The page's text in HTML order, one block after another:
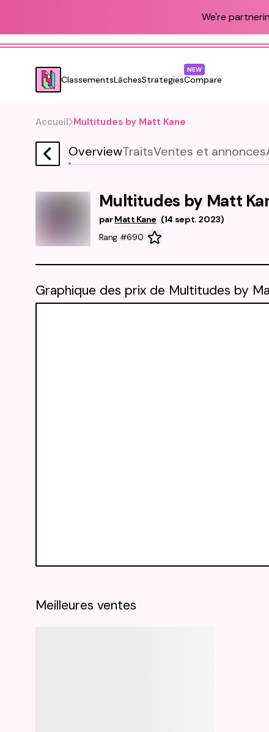
We're
ClassementsLâchesStrategiesCompare
NEW
Accueil Multitudes by Matt Kane
OverviewTraitsVentes et annonces
Multitudes by Matt
parMatt Kane (14 sept. 2023)
Rang #690
Graphique des prix de Multitudes by
Meilleures ventes